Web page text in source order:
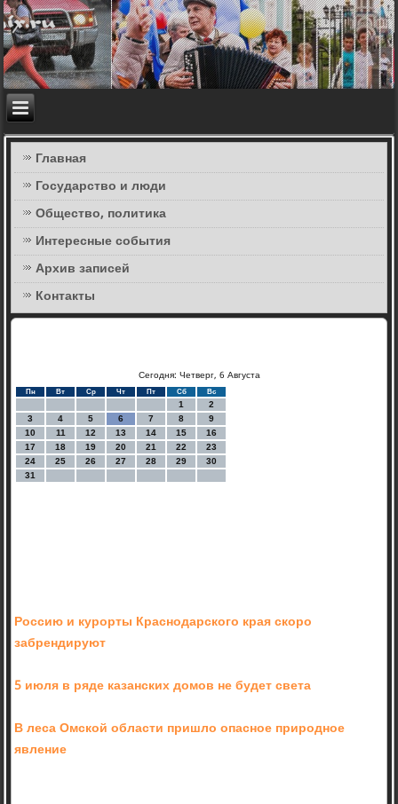
Главная
Государство и люди
Общество, политика
Интересные события
Архив записей
Контакты
Сегодня: Четверг, 6 Августа
Пн Вт Ср Чт Пт Сб Вс
1
2
3
4 5 6 7 8
9
10
11 12 13 14 15
16
17
18 19 20 21 22
23
24
25 26 27 28 29
30
31
Россию и курорты Краснодарского края скоро
забрендируют
5 июля в ряде казанских домов не будет света
В леса Омской области пришло опасное природное
явление